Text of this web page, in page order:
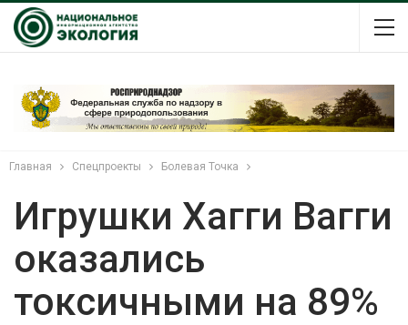
Главная Спецпроекты Болевая Точка
Игрушки Хагги Вагги
оказались
токсичными на 89%